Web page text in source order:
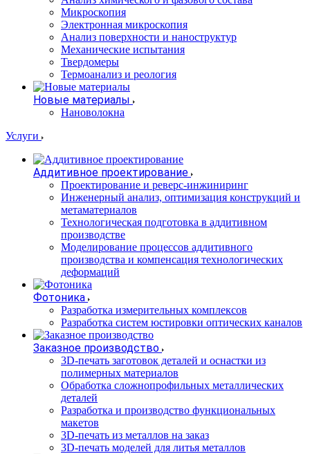
Микроскопия
Электронная микроскопия
Анализ поверхности и наноструктур
Механические испытания
Твердомеры
Термоанализ и реология
Новые материалы
Нановолокна
Услуги
Аддитивное проектирование
Проектирование и реверс-инжиниринг
Инженерный анализ, оптимизация конструкций и
метаматериалов
Технологическая подготовка в аддитивном
производстве
Моделирование процессов аддитивного
производства и компенсация технологических
деформаций
Фотоника
Разработка измерительных комплексов
Разработка систем юстировки оптических каналов
Заказное производство
3D-печать заготовок деталей и оснастки из
полимерных материалов
Обработка сложнопрофильных металлических
деталей
Разработка и производство функциональных
макетов
3D-печать из металлов на заказ
3D-печать моделей для литья металлов